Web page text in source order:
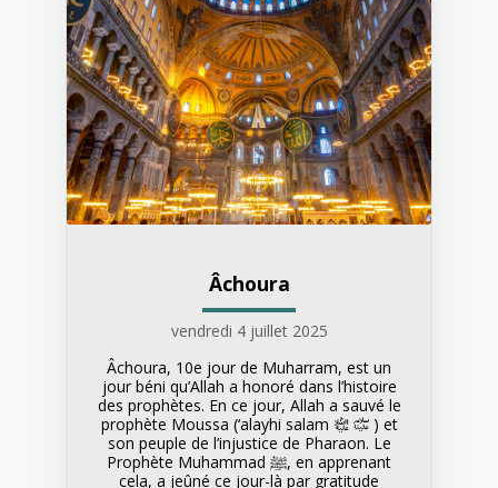
Âchoura
vendredi 4 juillet 2025
Âchoura, 10e jour de Muharram, est un
jour béni qu’Allah a honoré dans l’histoire
des prophètes. En ce jour, Allah a sauvé le
prophète Moussa (‘alayhi salam ﷏ ﵇ ) et
son peuple de l’injustice de Pharaon. Le
Prophète Muhammad ﷺ, en apprenant
cela, a jeûné ce jour-là par gratitude